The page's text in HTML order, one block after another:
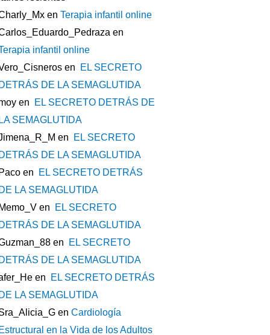
en Terapia infantil online
en
infantil online
en
EL SECRETO
DETRÁS DE LA SEMAGLUTIDA
en
EL SECRETO DETRÁS DE
LA SEMAGLUTIDA
en
EL SECRETO
DETRÁS DE LA SEMAGLUTIDA
Pacoen
EL SECRETO DETRÁS
DE LA SEMAGLUTIDA
Memo_Ven
EL SECRETO
DETRÁS DE LA SEMAGLUTIDA
en
EL SECRETO
DETRÁS DE LA SEMAGLUTIDA
en
EL SECRETO DETRÁS
DE LA SEMAGLUTIDA
en Cardiología
Estructural en la Vida de los Adultos